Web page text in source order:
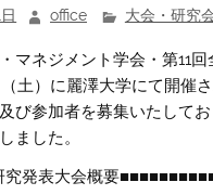
office 大会・研究
マネジメント学会・第11
土）に麗澤大学にて開催
び参加者を募集いたしてお
ました。
究発表大会概要